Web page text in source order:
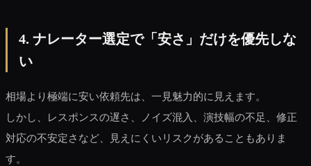
4. ナレーター選定で「安さ」だけを優先しな
い
相場より極端に安い依頼先は、一見魅力的に見えます。
しかし、レスポンスの遅さ、ノイズ混入、演技幅の不足、修正
対応の不安定さなど、見えにくいリスクがあることもありま
す。